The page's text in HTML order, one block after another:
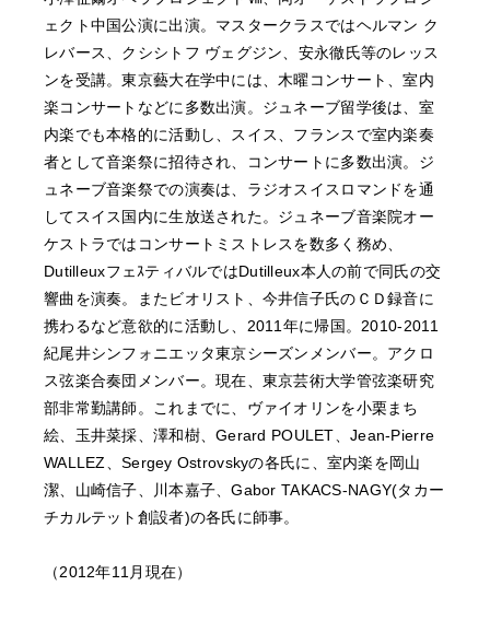
ェクト中国公演に出演。マスタークラスではヘルマン ク
レバース、クシシトフ ヴェグジン、安永徹氏等のレッス
ンを受講。東京藝大在学中には、木曜コンサート、室内
楽コンサートなどに多数出演。ジュネーブ留学後は、室
内楽でも本格的に活動し、スイス、フランスで室内楽奏
者として音楽祭に招待され、コンサートに多数出演。ジ
ュネーブ音楽祭での演奏は、ラジオスイスロマンドを通
してスイス国内に生放送された。ジュネーブ音楽院オー
ケストラではコンサートミストレスを数多く務め、
DutilleuxフェｽティバルではDutilleux本人の前で同氏の交
響曲を演奏。またビオリスト、今井信子氏のＣＤ録音に
携わるなど意欲的に活動し、2011年に帰国。2010-2011
紀尾井シンフォニエッタ東京シーズンメンバー。アクロ
ス弦楽合奏団メンバー。現在、東京芸術大学管弦楽研究
部非常勤講師。これまでに、ヴァイオリンを小栗まち
絵、玉井菜採、澤和樹、Gerard POULET、Jean-Pierre
WALLEZ、Sergey Ostrovskyの各氏に、室内楽を岡山
潔、山崎信子、川本嘉子、Gabor TAKACS-NAGY(タカー
チカルテット創設者)の各氏に師事。
（2012年11月現在）